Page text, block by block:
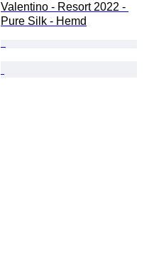
Valentino - Resort 2022 -
Pure Silk - Hemd